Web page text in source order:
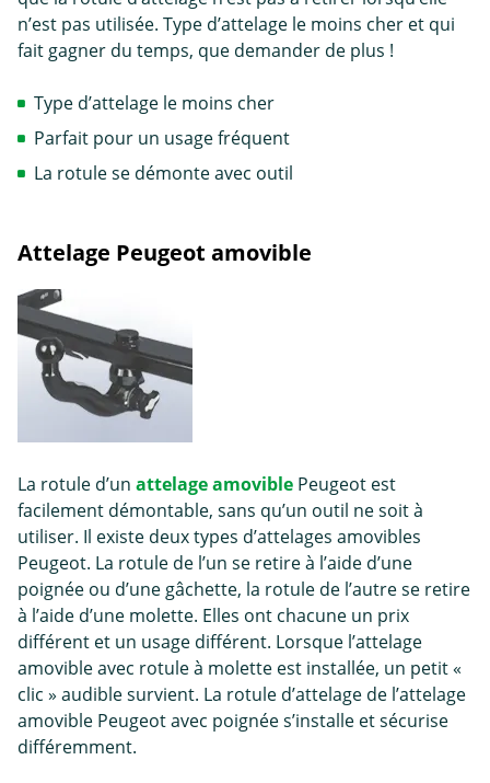
n’est pas utilisée. Type d’attelage le moins cher et qui
fait gagner du temps, que demander de plus !
Type d’attelage le moins cher
Parfait pour un usage fréquent
La rotule se démonte avec outil
Attelage Peugeot amovible
La rotule d’un attelage amovible Peugeot est
facilement démontable, sans qu’un outil ne soit à
utiliser. Il existe deux types d’attelages amovibles
Peugeot. La rotule de l’un se retire à l’aide d’une
poignée ou d’une gâchette, la rotule de l’autre se retire
à l’aide d’une molette. Elles ont chacune un prix
différent et un usage différent. Lorsque l’attelage
amovible avec rotule à molette est installée, un petit «
clic » audible survient. La rotule d’attelage de l’attelage
amovible Peugeot avec poignée s’installe et sécurise
différemment.